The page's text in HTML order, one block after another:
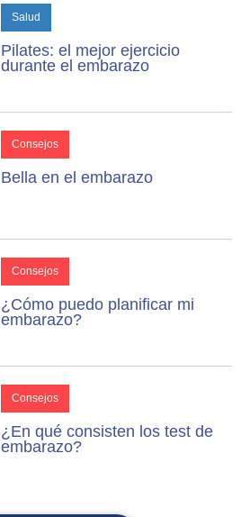
Salud
Pilates: el mejor ejercicio
durante el embarazo
Consejos
Bella en el embarazo
Consejos
¿Cómo puedo planificar mi
embarazo?
Consejos
¿En qué consisten los test de
embarazo?